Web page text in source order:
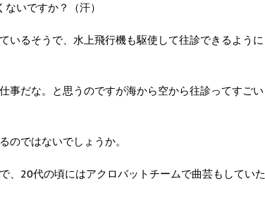
いですか？（汗）
いるそうで、水上飛行機も駆使して往診できるように
事だな。と思うのですが海から空から往診ってすごい
のではないでしょうか。
、20代の頃にはアクロバットチームで曲芸もしていた